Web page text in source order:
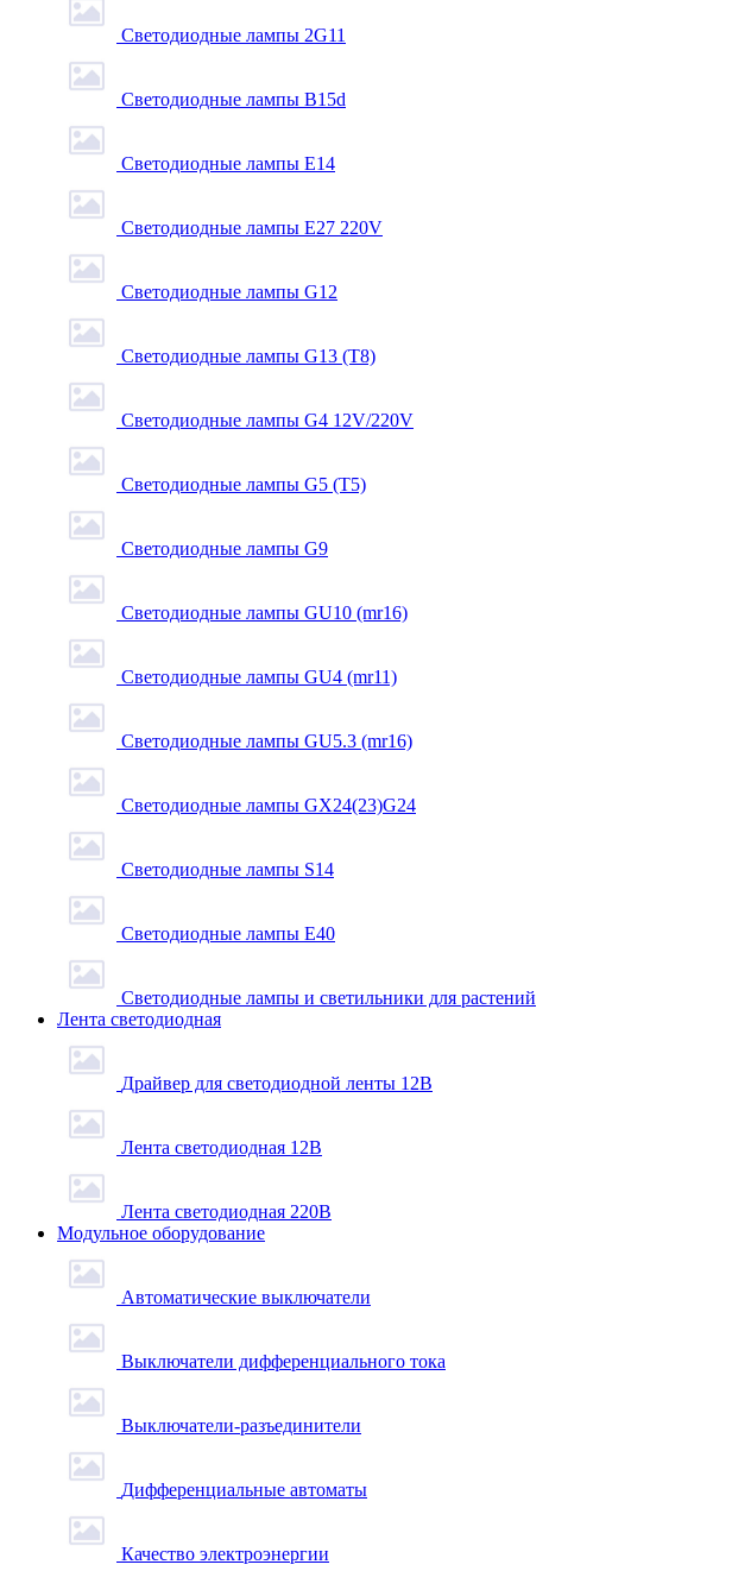
Светодиодные лампы 2G11
Светодиодные лампы B15d
Светодиодные лампы E14
Светодиодные лампы E27 220V
Светодиодные лампы G12
Светодиодные лампы G13 (T8)
Светодиодные лампы G4 12V/220V
Светодиодные лампы G5 (T5)
Светодиодные лампы G9
Светодиодные лампы GU10 (mr16)
Светодиодные лампы GU4 (mr11)
Светодиодные лампы GU5.3 (mr16)
Светодиодные лампы GX24(23)G24
Светодиодные лампы S14
Светодиодные лампы Е40
Светодиодные лампы и светильники для растений
Лента светодиодная
Драйвер для светодиодной ленты 12В
Лента светодиодная 12В
Лента светодиодная 220В
Модульное оборудование
Автоматические выключатели
Выключатели дифференциального тока
Выключатели-разъединители
Дифференциальные автоматы
Качество электроэнергии